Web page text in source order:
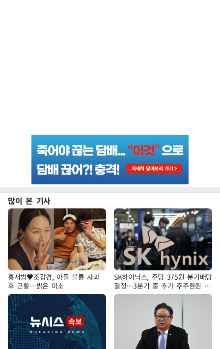
많이 본 기사
홍서범♥조갑경, 아들 불륜 사과
후 근황…밝은 미소
SK하이닉스, 주당 375원 분기배당
결정…3분기 중 추가 주주환원 발
표